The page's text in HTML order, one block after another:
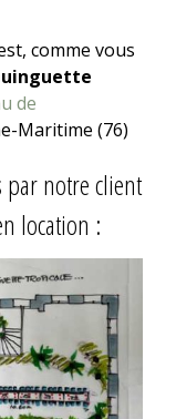
comme vous
de
Maritime (76)
par notre client
location :